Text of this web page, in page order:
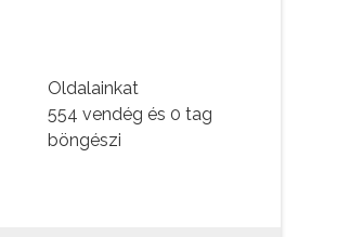
Oldalainkat
554 vendég és 0 tag
böngészi